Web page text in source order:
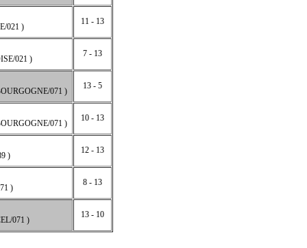
021 )
11 - 13
021 )
7 - 13
071 )
13 - 5
071 )
10 - 13
)
12 - 13
)
8 - 13
071 )
13 - 10